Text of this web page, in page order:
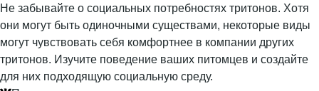
Не забывайте о социальных потребностях тритонов. Хотя
они могут быть одиночными существами, некоторые виды
могут чувствовать себя комфортнее в компании других
тритонов. Изучите поведение ваших питомцев и создайте
для них подходящую социальную среду.